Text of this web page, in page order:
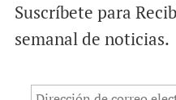
Suscríbete para
semanal de noticias.